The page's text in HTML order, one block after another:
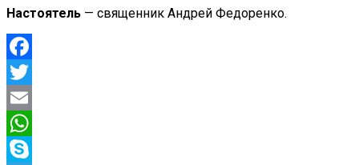
Настоятель — священник Андрей Федоренко.
Facebook
Twitter
Email
WhatsApp